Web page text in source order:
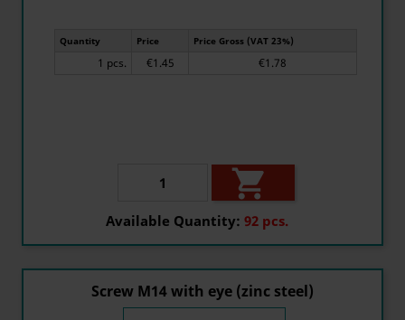
Quantity Price Price Gross (VAT 23%)
1 pcs. €1.45 €1.78

Available Quantity: 92 pcs.
Screw M14 with eye (zinc steel)